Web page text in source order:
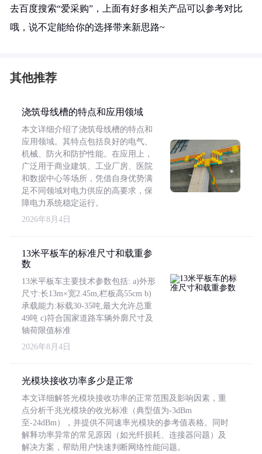
去百度搜索“爱采购”，上面有好多相关产品可以参考对比
哦，说不定能给你的选择带来新思路~
其他推荐
浇筑母线槽的特点和应用领域
本文详细介绍了浇筑母线槽的特点和
应用领域。其特点包括良好的电气、
机械、防火和防护性能。在应用上，
广泛用于商业建筑、工业厂房、医院
和数据中心等场所，凭借自身优势满
足不同领域对电力供应的高要求，保
障电力系统稳定运行。
2026年8月4日
13米平板车的标准尺寸和载重参
数
13米平板车主要技术参数包括: a)外形
尺寸:长13m×宽2.45m,栏板高55cm b)
承载能力:标载30-35吨,最大允许总重
49吨 c)符合国家道路车辆外廓尺寸及
轴荷限值标准
2026年8月4日
光模块接收功率多少是正常
本文详细解答光模块接收功率的正常范围及影响因素，重
点分析千兆光模块的收光标准（典型值为-3dBm
至-24dBm），并提供不同速率光模块的参考值表格。同时
解释功率异常的常见原因（如光纤损耗、连接器问题）及
解决方案，帮助用户快速判断网络性能问题。